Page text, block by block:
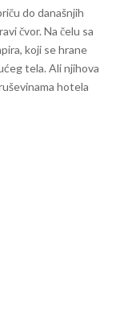
do današnjih
čvor. Na čelu sa
koji se hrane
tela. Ali njihova
hotela